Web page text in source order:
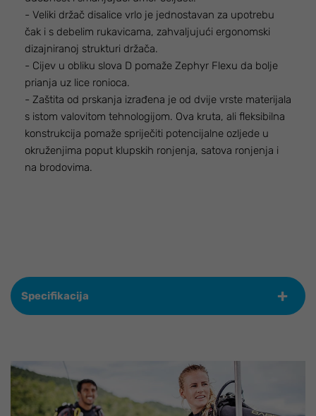
- Veliki držač disalice vrlo je jednostavan za upotrebu
čak i s debelim rukavicama, zahvaljujući ergonomski
dizajniranoj strukturi držača.
- Cijev u obliku slova D pomaže Zephyr Flexu da bolje
prianja uz lice ronioca.
- Zaštita od prskanja izrađena je od dvije vrste materijala
s istom valovitom tehnologijom. Ova kruta, ali fleksibilna
konstrukcija pomaže spriječiti potencijalne ozljede u
okruženjima poput klupskih ronjenja, satova ronjenja i
na brodovima.
Specifikacija